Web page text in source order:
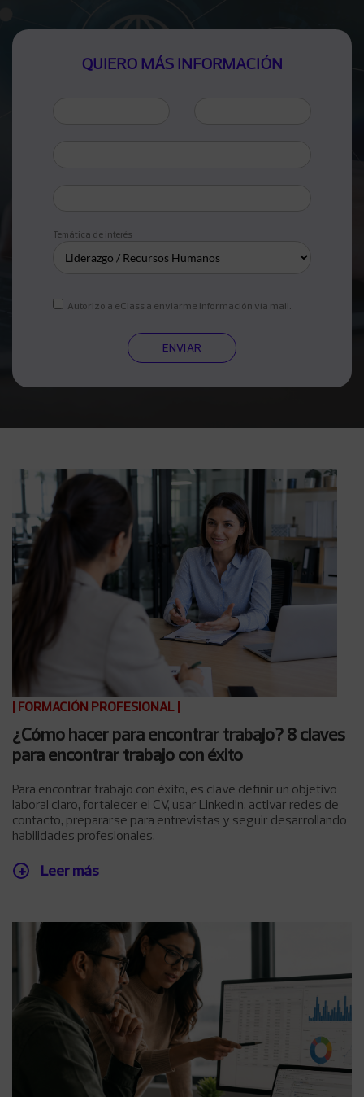
QUIERO MÁS INFORMACIÓN
Temática de interés
Autorizo a eClass a enviarme información vía mail.
ENVIAR
| FORMACIÓN PROFESIONAL |
¿Cómo hacer para encontrar trabajo? 8 claves
para encontrar trabajo con éxito
Para encontrar trabajo con éxito, es clave definir un objetivo
laboral claro, fortalecer el CV, usar LinkedIn, activar redes de
contacto, prepararse para entrevistas y seguir desarrollando
habilidades profesionales.
Leer más